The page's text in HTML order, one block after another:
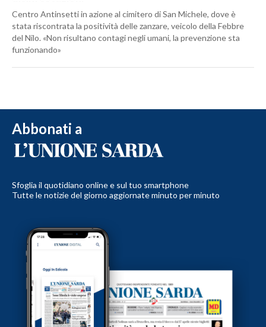
Centro Antinsetti in azione al cimitero di San Michele, dove è
stata riscontrata la positività delle zanzare, veicolo della Febbre
del Nilo. «Non risultano contagi negli umani, la prevenzione sta
funzionando»
Abbonati a
Sfoglia il quotidiano online e sul tuo smartphone
Tutte le notizie del giorno aggiornate minuto per minuto